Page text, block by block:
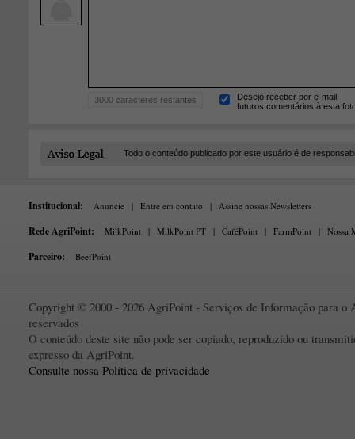
3000 caracteres restantes
Desejo receber por e-mail
futuros comentários à esta
Todo o conteúdo publicado por este usuário é de
Institucional: Anuncie | Entre em contato | Assine nossas Newsletters
Rede AgriPoint: MilkPoint | MilkPoint PT | CaféPoint | FarmPoint | Nossa
Parceiro: BeefPoint
Copyright © 2000 - 2026 AgriPoint - Serviços de Informação para o
reservados
O conteúdo deste site não pode ser copiado, reproduzido ou
expresso da AgriPoint.
Consulte nossa Política de privacidade